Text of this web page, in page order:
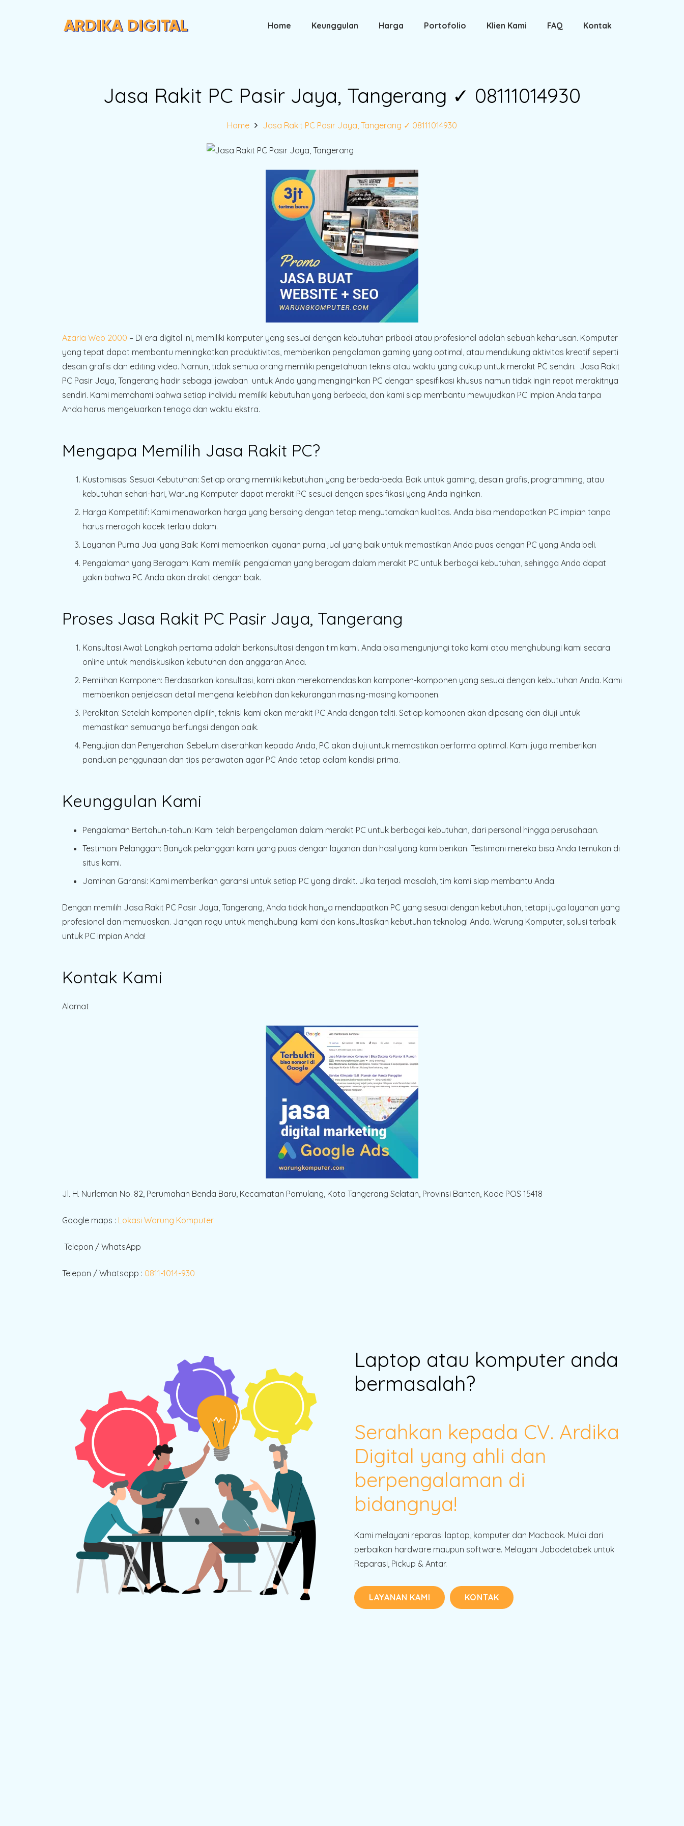
Home Keunggulan Harga Portofolio Klien Kami FAQ Kontak
Jasa Rakit PC Pasir Jaya, Tangerang ✓ 08111014930
Home Jasa Rakit PC Pasir Jaya, Tangerang ✓ 08111014930
Azaria Web 2000 – Di era digital ini, memiliki komputer yang sesuai dengan kebutuhan pribadi atau profesional adalah sebuah keharusan. Komputer
yang tepat dapat membantu meningkatkan produktivitas, memberikan pengalaman gaming yang optimal, atau mendukung aktivitas kreatif seperti
desain grafis dan editing video. Namun, tidak semua orang memiliki pengetahuan teknis atau waktu yang cukup untuk merakit PC sendiri. Jasa Rakit
PC Pasir Jaya, Tangerang hadir sebagai jawaban untuk Anda yang menginginkan PC dengan spesifikasi khusus namun tidak ingin repot merakitnya
sendiri. Kami memahami bahwa setiap individu memiliki kebutuhan yang berbeda, dan kami siap membantu mewujudkan PC impian Anda tanpa
Anda harus mengeluarkan tenaga dan waktu ekstra.
Mengapa Memilih Jasa Rakit PC?
Kustomisasi Sesuai Kebutuhan: Setiap orang memiliki kebutuhan yang berbeda-beda. Baik untuk gaming, desain grafis, programming, atau
kebutuhan sehari-hari, Warung Komputer dapat merakit PC sesuai dengan spesifikasi yang Anda inginkan.
Harga Kompetitif: Kami menawarkan harga yang bersaing dengan tetap mengutamakan kualitas. Anda bisa mendapatkan PC impian tanpa
harus merogoh kocek terlalu dalam.
Layanan Purna Jual yang Baik: Kami memberikan layanan purna jual yang baik untuk memastikan Anda puas dengan PC yang Anda beli.
Pengalaman yang Beragam: Kami memiliki pengalaman yang beragam dalam merakit PC untuk berbagai kebutuhan, sehingga Anda dapat
yakin bahwa PC Anda akan dirakit dengan baik.
Proses Jasa Rakit PC Pasir Jaya, Tangerang
Konsultasi Awal: Langkah pertama adalah berkonsultasi dengan tim kami. Anda bisa mengunjungi toko kami atau menghubungi kami secara
online untuk mendiskusikan kebutuhan dan anggaran Anda.
Pemilihan Komponen: Berdasarkan konsultasi, kami akan merekomendasikan komponen-komponen yang sesuai dengan kebutuhan Anda. Kami
memberikan penjelasan detail mengenai kelebihan dan kekurangan masing-masing komponen.
Perakitan: Setelah komponen dipilih, teknisi kami akan merakit PC Anda dengan teliti. Setiap komponen akan dipasang dan diuji untuk
memastikan semuanya berfungsi dengan baik.
Pengujian dan Penyerahan: Sebelum diserahkan kepada Anda, PC akan diuji untuk memastikan performa optimal. Kami juga memberikan
panduan penggunaan dan tips perawatan agar PC Anda tetap dalam kondisi prima.
Keunggulan Kami
Pengalaman Bertahun-tahun: Kami telah berpengalaman dalam merakit PC untuk berbagai kebutuhan, dari personal hingga perusahaan.
Testimoni Pelanggan: Banyak pelanggan kami yang puas dengan layanan dan hasil yang kami berikan. Testimoni mereka bisa Anda temukan di
situs kami.
Jaminan Garansi: Kami memberikan garansi untuk setiap PC yang dirakit. Jika terjadi masalah, tim kami siap membantu Anda.
Dengan memilih Jasa Rakit PC Pasir Jaya, Tangerang, Anda tidak hanya mendapatkan PC yang sesuai dengan kebutuhan, tetapi juga layanan yang
profesional dan memuaskan. Jangan ragu untuk menghubungi kami dan konsultasikan kebutuhan teknologi Anda. Warung Komputer, solusi terbaik
untuk PC impian Anda!
Kontak Kami
Alamat
Jl. H. Nurleman No. 82, Perumahan Benda Baru, Kecamatan Pamulang, Kota Tangerang Selatan, Provinsi Banten, Kode POS 15418
Google maps : Lokasi Warung Komputer
Telepon / WhatsApp
Telepon / Whatsapp : 0811-1014-930
Laptop atau komputer anda
bermasalah?
Serahkan kepada CV. Ardika
Digital yang ahli dan
berpengalaman di
bidangnya!
Kami melayani reparasi laptop, komputer dan Macbook. Mulai dari
perbaikan hardware maupun software. Melayani Jabodetabek untuk
Reparasi, Pickup & Antar.
LAYANAN KAMI KONTAK